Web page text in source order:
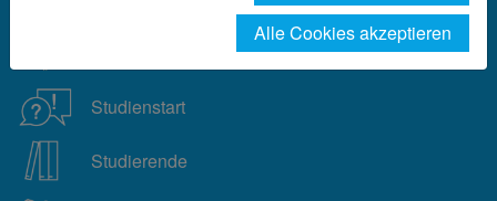
Studieninteressierte
Studienstart
Studierende
Alle Cookies akzeptieren